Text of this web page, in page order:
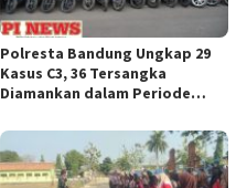
Polresta Bandung Ungkap 29
Kasus C3, 36 Tersangka
Diamankan dalam Periode